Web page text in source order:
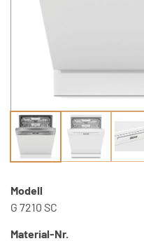
Modell
G 7210 SC
Material-Nr.